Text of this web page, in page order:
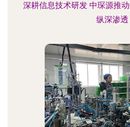
深耕信息技术研发 中琛源推
纵深渗透